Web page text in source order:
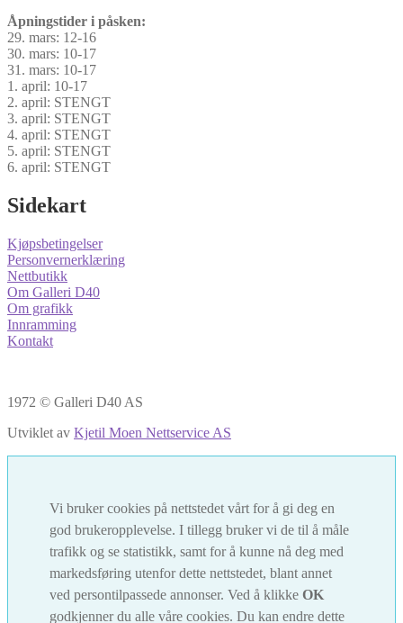
Åpningstider i påsken:
29. mars: 12-16
30. mars: 10-17
31. mars: 10-17
1. april: 10-17
2. april: STENGT
3. april: STENGT
4. april: STENGT
5. april: STENGT
6. april: STENGT
Sidekart
Kjøpsbetingelser
Personvernerklæring
Nettbutikk
Om Galleri D40
Om grafikk
Innramming
Kontakt
1972 © Galleri D40 AS
Utviklet av Kjetil Moen Nettservice AS
Vi bruker cookies på nettstedet vårt for å gi deg en
god brukeropplevelse. I tillegg bruker vi de til å måle
trafikk og se statistikk, samt for å kunne nå deg med
markedsføring utenfor dette nettstedet, blant annet
ved persontilpassede annonser. Ved å klikke OK
godkjenner du alle våre cookies. Du kan endre dette